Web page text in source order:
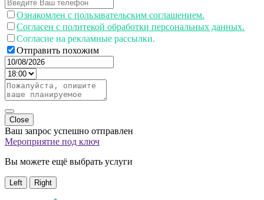
Ознакомлен с пользавательским соглашением.
Согласен с политекой обработки персональных данных.
Согласие на рекламные рассылки.
Отправить похожим
Close
Ваш запрос успешно отправлен
Мероприятие под ключ
Вы можете ещё выбрать услуги
Left Right